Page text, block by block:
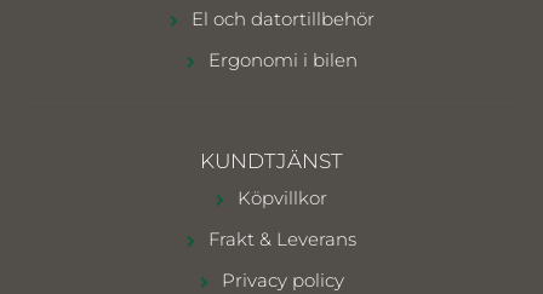
El och datortillbehör
Ergonomi i bilen
KUNDTJÄNST
Köpvillkor
Frakt & Leverans
Privacy policy